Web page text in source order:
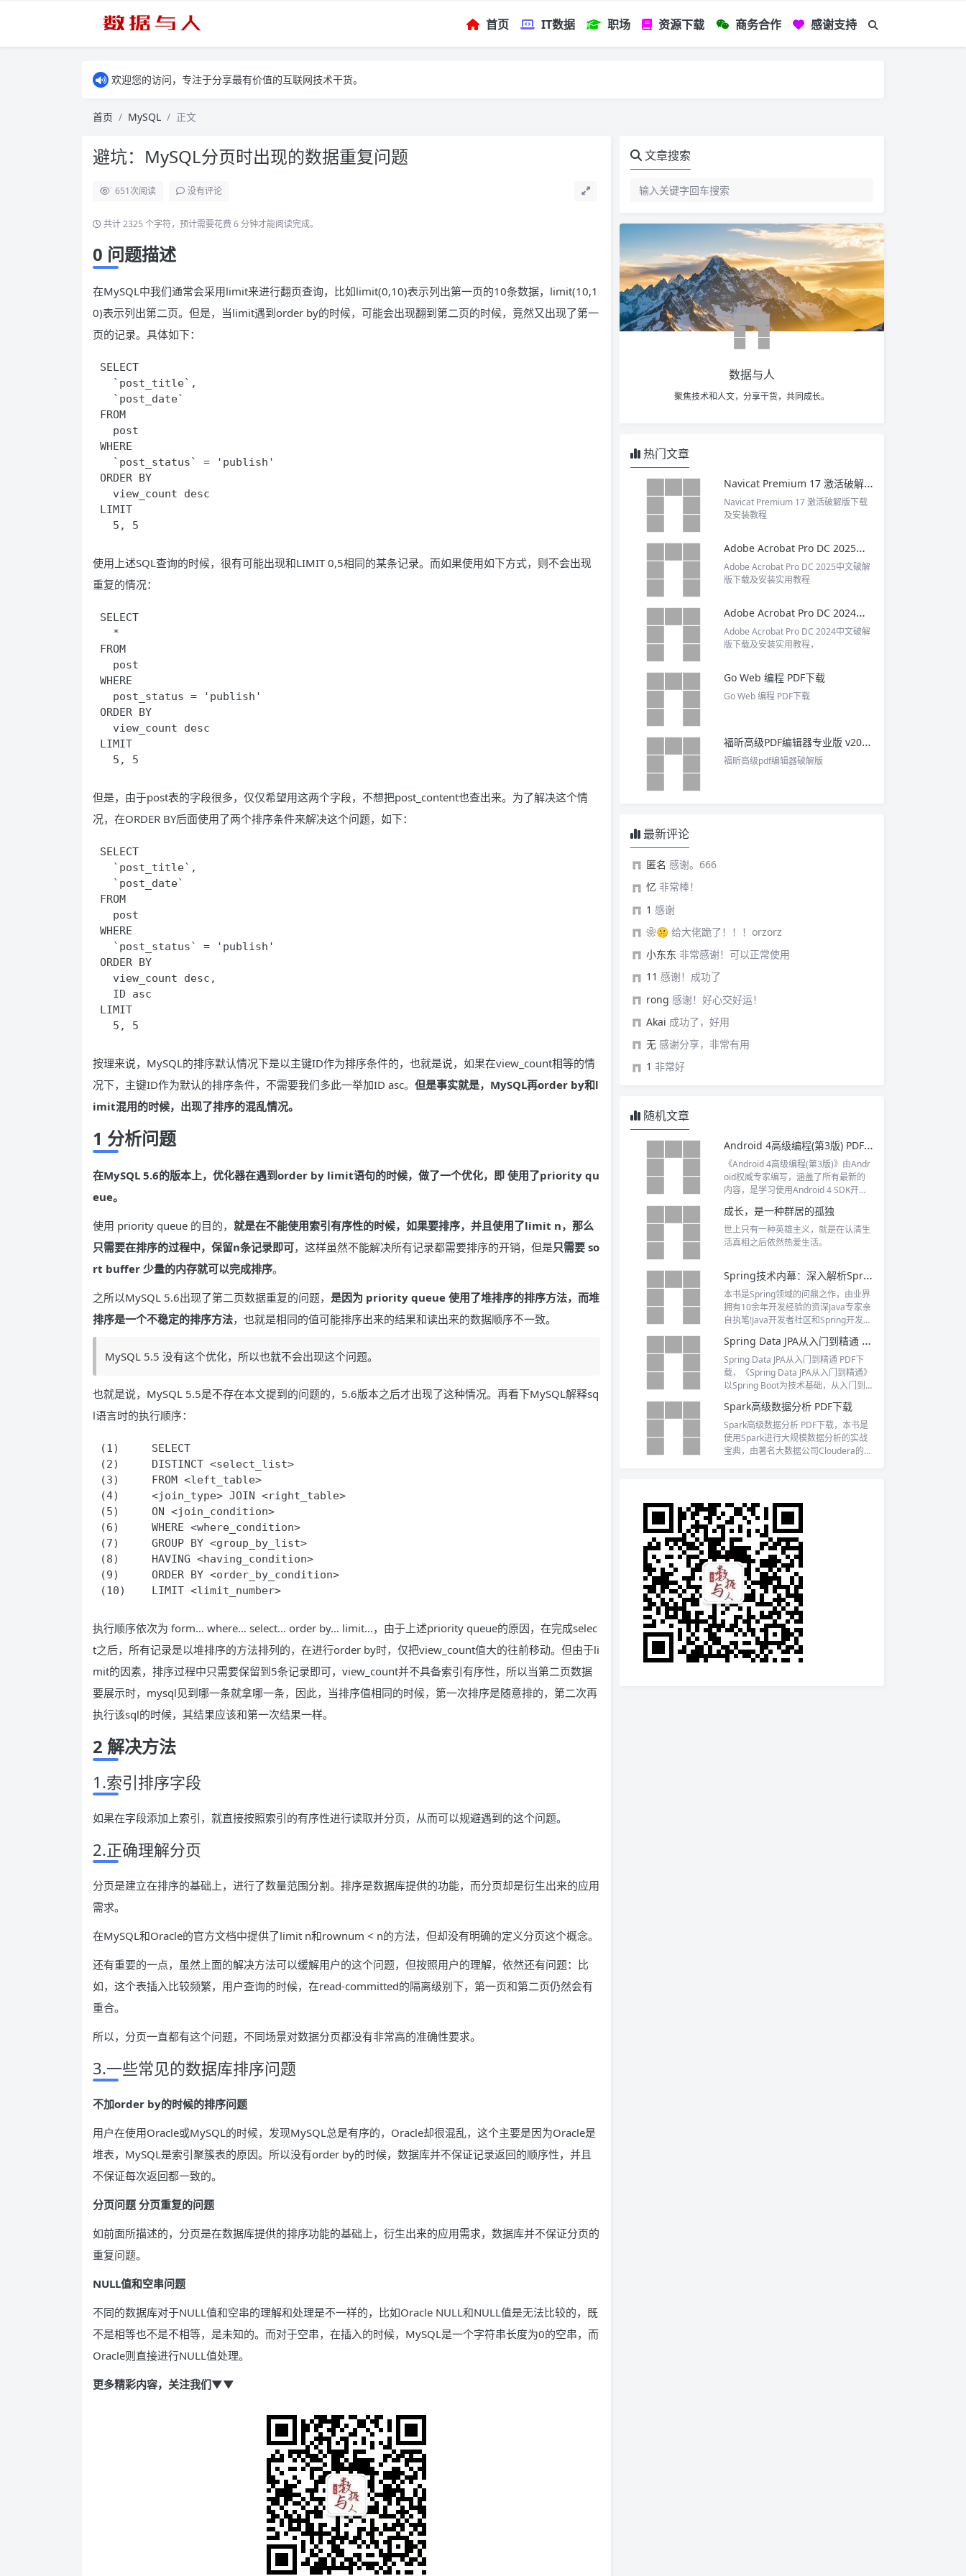
首页 IT数据 职场 资源下载 商务合作 感谢支持
欢迎您的访问，专注于分享最有价值的互联网技术干货。
首页 MySQL 正文
避坑：MySQL分页时出现的数据重复问题
651次阅读 没有评论
共计 2325 个字符，预计需要花费 6 分钟才能阅读完成。
0 问题描述
在MySQL中我们通常会采用limit来进行翻页查询，比如limit(0,10)表示列出第一页的10条数据，limit(10,1
0)表示列出第二页。但是，当limit遇到order by的时候，可能会出现翻到第二页的时候，竟然又出现了第一
页的记录。具体如下：
SELECT
`post_title`,
`post_date`
FROM
post
WHERE
`post_status` = 'publish'
ORDER BY
view_count desc
LIMIT
5, 5
使用上述SQL查询的时候，很有可能出现和LIMIT 0,5相同的某条记录。而如果使用如下方式，则不会出现
重复的情况：
SELECT
*
FROM
post
WHERE
post_status = 'publish'
ORDER BY
view_count desc
LIMIT
5, 5
但是，由于post表的字段很多，仅仅希望用这两个字段，不想把post_content也查出来。为了解决这个情
况，在ORDER BY后面使用了两个排序条件来解决这个问题，如下：
SELECT
`post_title`,
`post_date`
FROM
post
WHERE
`post_status` = 'publish'
ORDER BY
view_count desc,
ID asc
LIMIT
5, 5
按理来说，MySQL的排序默认情况下是以主键ID作为排序条件的，也就是说，如果在view_count相等的情
况下，主键ID作为默认的排序条件，不需要我们多此一举加ID asc。 但是事实就是，MySQL再order by和l
imit混用的时候，出现了排序的混乱情况。
1 分析问题
在MySQL 5.6的版本上，优化器在遇到order by limit语句的时候，做了一个优化，即 使用了priority qu
eue。
使用 priority queue 的目的， 就是在不能使用索引有序性的时候，如果要排序，并且使用了limit n，那么
只需要在排序的过程中，保留n条记录即可，这样虽然不能解决所有记录都需要排序的开销，但是只需要 so
rt buffer 少量的内存就可以完成排序。
之所以MySQL 5.6出现了第二页数据重复的问题， 是因为 priority queue 使用了堆排序的排序方法，而堆
排序是一个不稳定的排序方法，也就是相同的值可能排序出来的结果和读出来的数据顺序不一致。
MySQL 5.5 没有这个优化，所以也就不会出现这个问题。
也就是说，MySQL 5.5是不存在本文提到的问题的，5.6版本之后才出现了这种情况。再看下MySQL解释sq
l语言时的执行顺序：
(1)     SELECT
(2)     DISTINCT <select_list>
(3)     FROM <left_table>
(4)     <join_type> JOIN <right_table>
(5)     ON <join_condition>
(6)     WHERE <where_condition>
(7)     GROUP BY <group_by_list>
(8)     HAVING <having_condition>
(9)     ORDER BY <order_by_condition>
(10)    LIMIT <limit_number>
执行顺序依次为 form… where… select… order by… limit…，由于上述priority queue的原因，在完成selec
t之后，所有记录是以堆排序的方法排列的，在进行order by时，仅把view_count值大的往前移动。但由于li
mit的因素，排序过程中只需要保留到5条记录即可，view_count并不具备索引有序性，所以当第二页数据
要展示时，mysql见到哪一条就拿哪一条，因此，当排序值相同的时候，第一次排序是随意排的，第二次再
执行该sql的时候，其结果应该和第一次结果一样。
2 解决方法
1.索引排序字段
如果在字段添加上索引，就直接按照索引的有序性进行读取并分页，从而可以规避遇到的这个问题。
2.正确理解分页
分页是建立在排序的基础上，进行了数量范围分割。排序是数据库提供的功能，而分页却是衍生出来的应用
需求。
在MySQL和Oracle的官方文档中提供了limit n和rownum < n的方法，但却没有明确的定义分页这个概念。
还有重要的一点，虽然上面的解决方法可以缓解用户的这个问题，但按照用户的理解，依然还有问题：比
如，这个表插入比较频繁，用户查询的时候，在read-committed的隔离级别下，第一页和第二页仍然会有
重合。
所以，分页一直都有这个问题，不同场景对数据分页都没有非常高的准确性要求。
3.一些常见的数据库排序问题
不加order by的时候的排序问题
用户在使用Oracle或MySQL的时候，发现MySQL总是有序的，Oracle却很混乱，这个主要是因为Oracle是
堆表，MySQL是索引聚簇表的原因。所以没有order by的时候，数据库并不保证记录返回的顺序性，并且
不保证每次返回都一致的。
分页问题 分页重复的问题
如前面所描述的，分页是在数据库提供的排序功能的基础上，衍生出来的应用需求，数据库并不保证分页的
重复问题。
NULL值和空串问题
不同的数据库对于NULL值和空串的理解和处理是不一样的，比如Oracle NULL和NULL值是无法比较的，既
不是相等也不是不相等，是未知的。而对于空串，在插入的时候，MySQL是一个字符串长度为0的空串，而
Oracle则直接进行NULL值处理。
更多精彩内容，关注我们▼▼
文章搜索
数据与人
聚焦技术和人文，分享干货，共同成长。
热门文章
Navicat Premium 17 激活破解版下载及安装教程
Navicat Premium 17 激活破解版下载
及安装教程
Adobe Acrobat Pro DC 2025中文破解版下载及安装实用教程
Adobe Acrobat Pro DC 2025中文破解
版下载及安装实用教程
Adobe Acrobat Pro DC 2024中文破解版下载及安装实用教程
Adobe Acrobat Pro DC 2024中文破解
版下载及安装实用教程，
Go Web 编程 PDF下载
Go Web 编程 PDF下载
福昕高级PDF编辑器专业版 v2025 中文激活版
福昕高级pdf编辑器破解版
最新评论
匿名 感谢。666
忆 非常棒！
1 感谢
❀🤫 给大佬跪了！！！orzorz
小东东 非常感谢！可以正常使用
11 感谢！成功了
rong 感谢！好心交好运！
Akai 成功了，好用
无 感谢分享，非常有用
1 非常好
随机文章
Android 4高级编程(第3版) PDF下载
《Android 4高级编程(第3版)》由Andr
oid权威专家编写，涵盖了所有最新的
内容，是学习使用Android 4 SDK开发
成长，是一种群居的孤独
世上只有一种英雄主义，就是在认清生
活真相之后依然热爱生活。
Spring技术内幕：深入解析Spring架构与设计原理 PDF下载
本书是Spring领域的问鼎之作，由业界
拥有10余年开发经验的资深Java专家亲
自执笔!Java开发者社区和Spring开发者
Spring Data JPA从入门到精通 PDF下载
Spring Data JPA从入门到精通 PDF下
载，《Spring Data JPA从入门到精通》
以Spring Boot为技术基础，从入门到
的使用。有语法，有实践，有原理剖
析。
Spark高级数据分析 PDF下载
Spark高级数据分析 PDF下载，本书是
使用Spark进行大规模数据分析的实战
宝典，由著名大数据公司Cloudera的数